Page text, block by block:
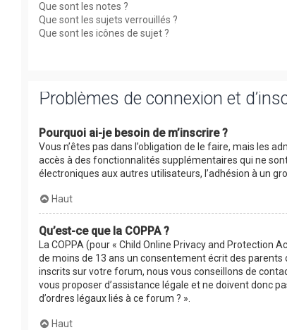
Que sont les notes ?
Que sont les sujets verrouillés ?
Que sont les icônes de sujet ?
Problèmes de connexion et
Pourquoi ai-je besoin de m’inscrire ?
Vous n’êtes pas dans l’obligation de le faire, mais les
accès à des fonctionnalités supplémentaires qui ne
électroniques aux autres utilisateurs, l’adhésion à un
Haut
Qu’est-ce que la COPPA ?
La COPPA (pour « Child Online Privacy and
de moins de 13 ans un consentement écrit des parents
inscrits sur votre forum, nous vous conseillons de
vous proposer d’assistance légale et ne doivent donc
d’ordres légaux liés à ce forum ? ».
Haut